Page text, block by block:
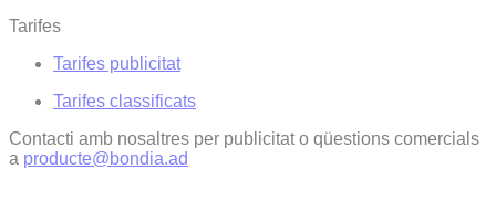
Tarifes
Tarifes publicitat
Tarifes classificats
Contacti amb nosaltres per publicitat o qüestions comercials
a producte@bondia.ad